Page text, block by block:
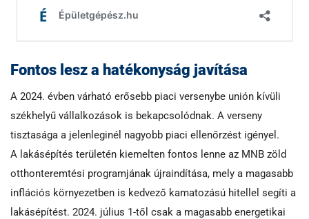
Fontos lesz a hatékonyság javítása
A 2024. évben várható erősebb piaci versenybe unión kívüli
székhelyű vállalkozások is bekapcsolódnak. A verseny
tisztasága a jelenleginél nagyobb piaci ellenőrzést igényel.
A lakásépítés területén kiemelten fontos lenne az MNB zöld
otthonteremtési programjának újraindítása, mely a magasabb
inflációs környezetben is kedvező kamatozású hitellel segíti a
lakásépítést. 2024. július 1-től csak a magasabb energetikai